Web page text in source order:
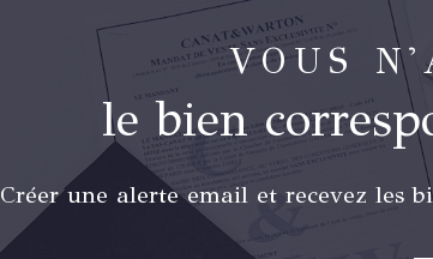
VOUS
le bien
Créer une alerte email et recevez les